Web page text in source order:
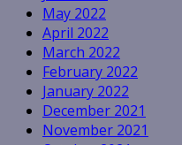
May 2022
April 2022
March 2022
February 2022
January 2022
December 2021
November 2021